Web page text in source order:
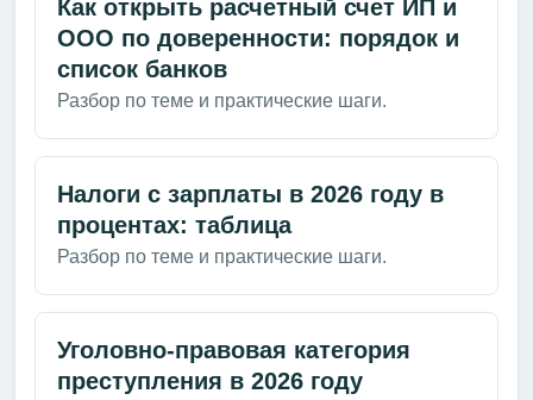
Как открыть расчетный счет ИП и
ООО по доверенности: порядок и
список банков
Разбор по теме и практические шаги.
Налоги с зарплаты в 2026 году в
процентах: таблица
Разбор по теме и практические шаги.
Уголовно-правовая категория
преступления в 2026 году